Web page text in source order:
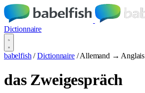
Dictionnaire
babelfish / Dictionnaire / Allemand → Anglais
das Zweigespräch